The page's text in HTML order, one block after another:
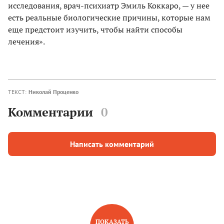
исследования, врач-психиатр Эмиль Коккаро, — у нее
есть реальные биологические причины, которые нам
еще предстоит изучить, чтобы найти способы
лечения».
ТЕКСТ: Николай Проценко
Комментарии 0
Написать комментарий
ПОКАЗАТЬ